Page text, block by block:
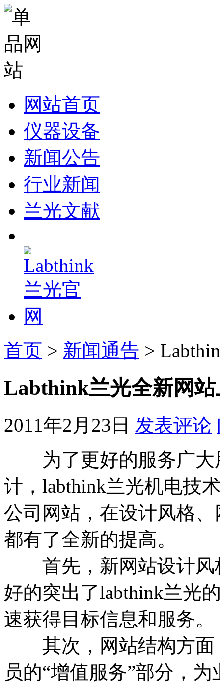
网站首页
仪器设备
新闻公告
行业新闻
兰光文献
首页 > 新闻通告 >
Labthink兰光全新网站
2011年2月23日 发表评论
为了更好的服务广大
计，labthink兰光机电技
公司网站，在设计风格
都有了全新的提高。
首先，新网站设计风
好的突出了labthink兰光
速获得目标信息和服务。
其次，网站结构方面
员的“增值服务”部分，